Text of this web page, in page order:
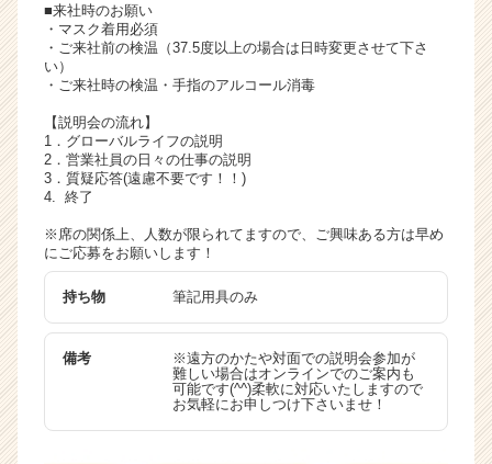
■来社時のお願い
・マスク着用必須
・ご来社前の検温（37.5度以上の場合は日時変更させて下さ
い）
・ご来社時の検温・手指のアルコール消毒
【説明会の流れ】
1．グローバルライフの説明
2．営業社員の日々の仕事の説明
3．質疑応答(遠慮不要です！！)
4. 終了
※席の関係上、人数が限られてますので、ご興味ある方は早め
にご応募をお願いします！
持ち物 筆記用具のみ
備考
※遠方のかたや対面での説明会参加が
難しい場合はオンラインでのご案内も
可能です(^^)柔軟に対応いたしますので
お気軽にお申しつけ下さいませ！